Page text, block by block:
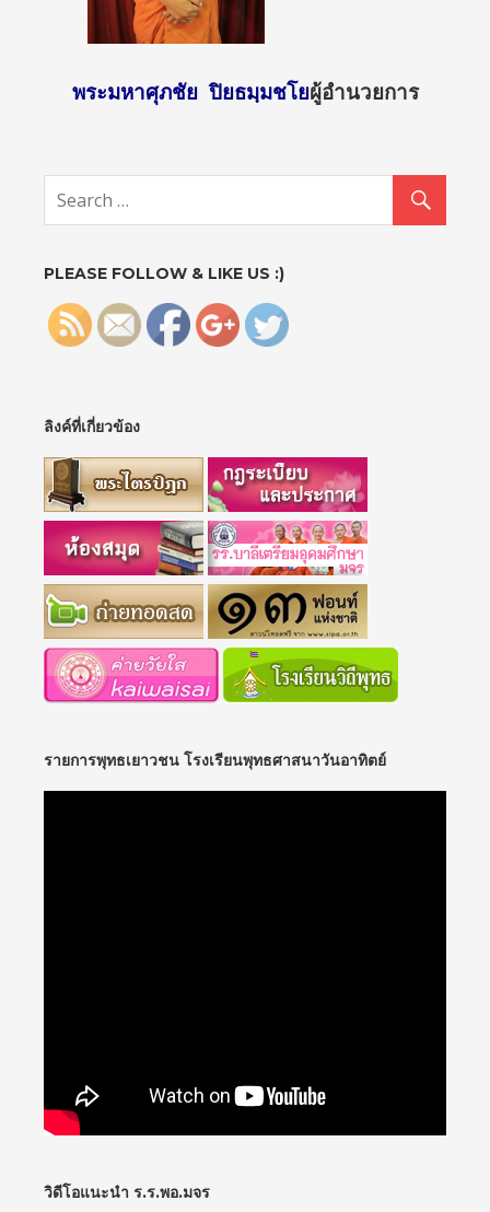
พระมหาศุภชัย ปิยธมฺมชโยผู้อำนวยการ
PLEASE FOLLOW & LIKE US :)
http://sun
ac.th/?
nt_id=455
">
ลิงค์ที่เกี่ยวข้อง
รายการพุทธเยาวชน โรงเรียนพุทธศาสนาวันอาทิตย์
วิดีโอแนะนำ ร.ร.พอ.มจร